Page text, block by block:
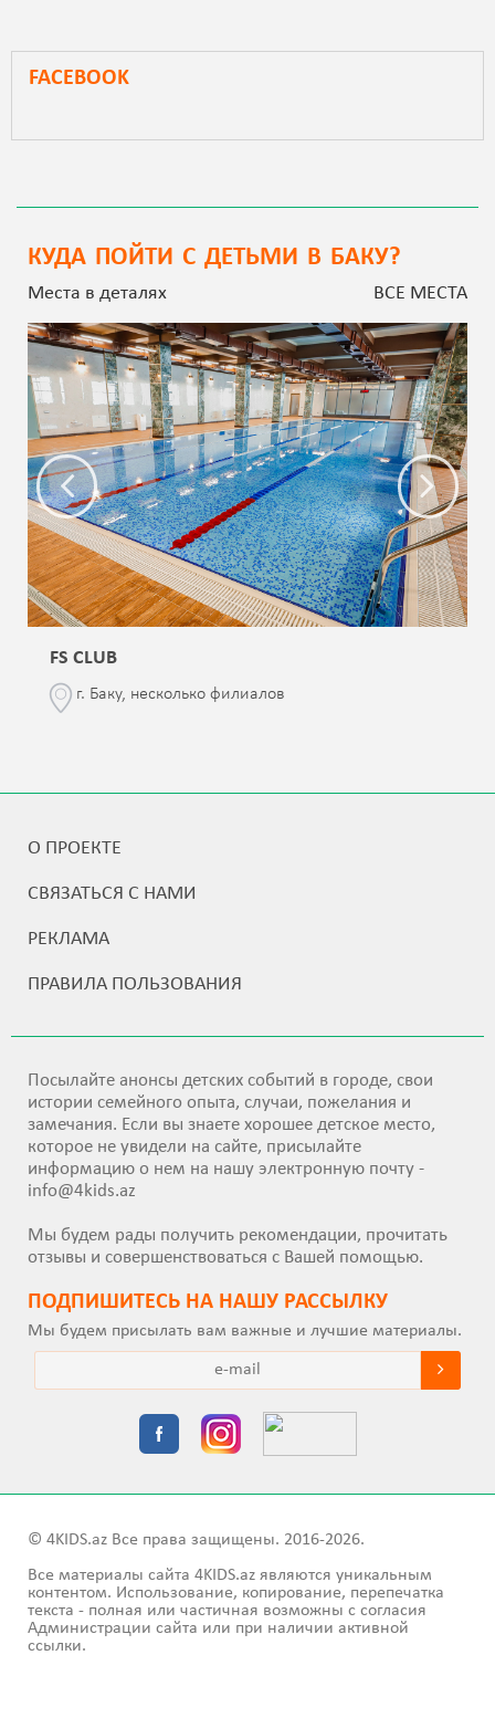
FACEBOOK
КУДА ПОЙТИ С ДЕТЬМИ В БАКУ?
Места в деталях ВСЕ МЕСТА
FS CLUB
г. Баку, несколько филиалов
О ПРОЕКТЕ
СВЯЗАТЬСЯ С НАМИ
РЕКЛАМА
ПРАВИЛА ПОЛЬЗОВАНИЯ
Посылайте анонсы детских событий в городе, свои
истории семейного опыта, случаи, пожелания и
замечания. Если вы знаете хорошее детское место,
которое не увидели на сайте, присылайте
информацию о нем на нашу электронную почту -
info@4kids.az
Мы будем рады получить рекомендации, прочитать
отзывы и совершенствоваться с Вашей помощью.
ПОДПИШИТEСЬ НА НАШУ РАССЫЛКУ
Мы будем присылать вам важные и лучшие материалы.
© 4KIDS.az Все права защищены. 2016-2026.
Все материалы сайта 4KIDS.az являются уникальным
контентом. Использование, копирование, перепечатка
текста - полная или частичная возможны с согласия
Администрации сайта или при наличии активной
ссылки.